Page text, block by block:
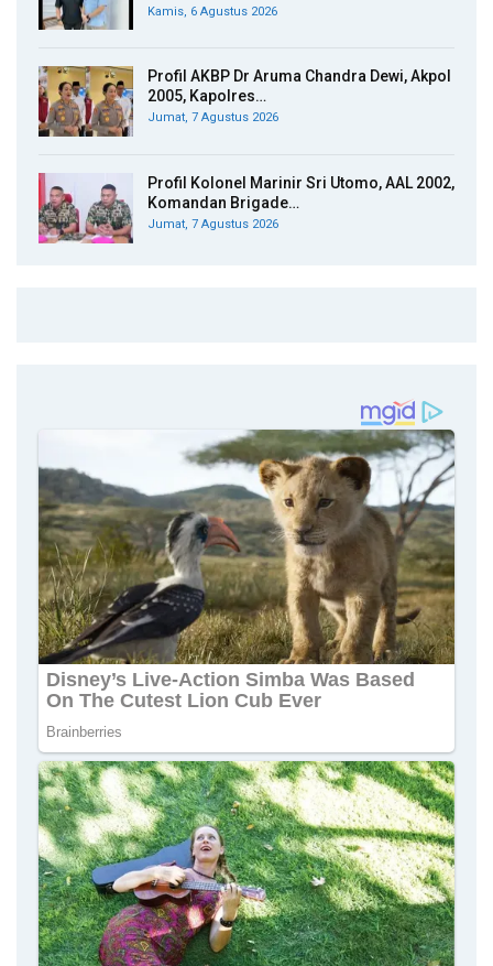
Kamis, 6 Agustus 2026
Profil AKBP Dr Aruma Chandra Dewi, Akpol
2005, Kapolres…
Jumat, 7 Agustus 2026
Profil Kolonel Marinir Sri Utomo, AAL 2002,
Komandan Brigade…
Jumat, 7 Agustus 2026